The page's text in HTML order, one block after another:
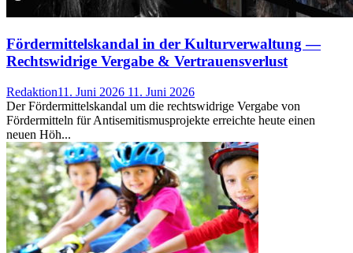
Fördermittelskandal in der Kulturverwaltung —
Rechtswidrige Vergabe & Vertrauensverlust
Redaktion11. Juni 2026 11. Juni 2026
Der Fördermittelskandal um die rechtswidrige Vergabe von
Fördermitteln für Antisemitismusprojekte erreichte heute einen
neuen Höh...